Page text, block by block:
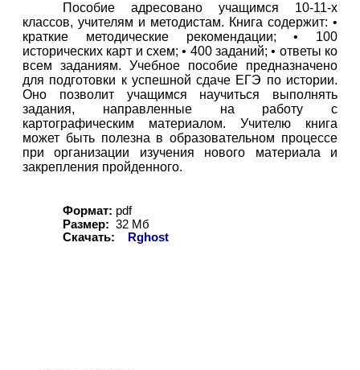
Пособие адресовано учащимся 10-11-х
классов, учителям и методистам. Книга содержит: •
краткие методические рекомендации; • 100
исторических карт и схем; • 400 заданий; • ответы ко
всем заданиям. Учебное пособие предназначено
для подготовки к успешной сдаче ЕГЭ по истории.
Оно позволит учащимся научиться выполнять
задания, направленные на работу с
картографическим материалом. Учителю книга
может быть полезна в образовательном процессе
при организации изучения нового материала и
закрепления пройденного.
Формат: pdf
Размер: 32 Мб
Скачать:
Rghost